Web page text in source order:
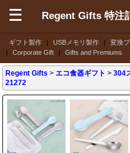
ギフト製作 | USBメモリ製作 | 変換
|
Corporate Gift | Gifts and Premiums
Regent Gifts 特注
Regent Gifts >エコ食器ギフト >304
21272